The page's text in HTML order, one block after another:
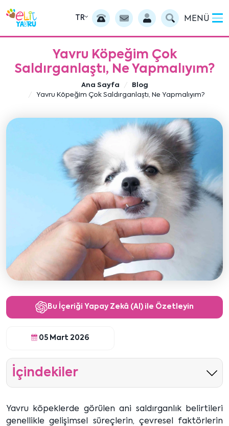
TR MENÜ
Yavru Köpeğim Çok
Saldırganlaştı, Ne Yapmalıyım?
Ana Sayfa
Blog
Yavru Köpeğim Çok Saldırganlaştı, Ne Yapmalıyım?
Bu İçeriği Yapay Zekâ (AI) ile Özetleyin
05 Mart 2026
İçindekiler
Yavru köpeklerde görülen ani saldırganlık belirtileri
genellikle gelişimsel süreçlerin, çevresel faktörlerin